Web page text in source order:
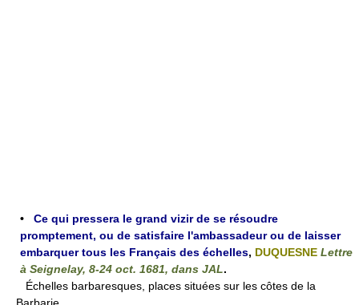
• Ce qui pressera le grand vizir de se résoudre
promptement, ou de satisfaire l'ambassadeur ou de laisser
embarquer tous les Français des échelles, DUQUESNE Lettre
à Seignelay, 8-24 oct. 1681, dans JAL.
Échelles barbaresques, places situées sur les côtes de la